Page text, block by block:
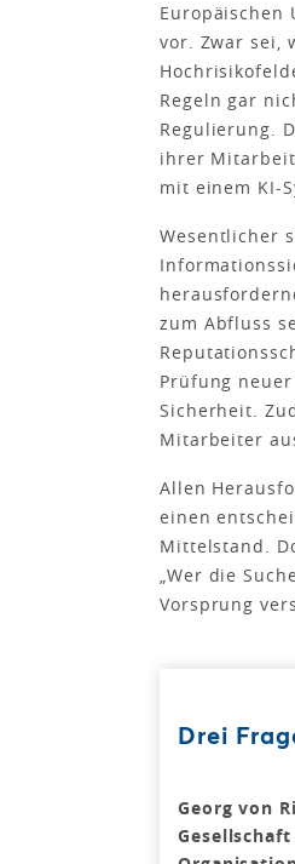
Europäischen
vor. Zwar sei,
Regeln gar
Regulierung.
ihrer
mit einem KI-
Wesentlicher
zum Abfluss
Prüfung
Sicherheit.
Mitarbeiter
Allen
einen
Mittelstand.
„Wer die
Vorsprung
Drei
Georg von